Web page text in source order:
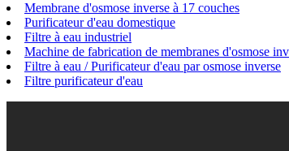
Membrane d'osmose inverse à 17 couches
Purificateur d'eau domestique
Filtre à eau industriel
Machine de fabrication de membranes d'osmose
Filtre à eau / Purificateur d'eau par osmose inverse
Filtre purificateur d'eau